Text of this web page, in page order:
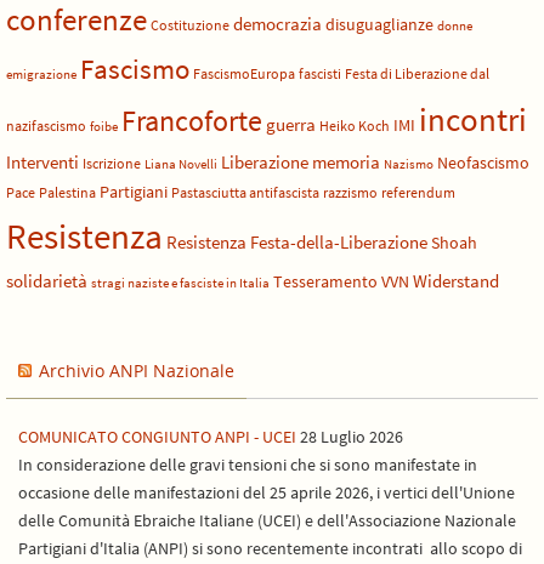
conferenze Costituzione democrazia disuguaglianze donne
emigrazione Fascismo FascismoEuropa fascisti Festa di Liberazione dal
nazifascismo foibe Francoforte guerra Heiko Koch IMI incontri
Interventi Iscrizione Liana Novelli Liberazione memoria Nazismo Neofascismo
Pace Palestina Partigiani Pastasciutta antifascista razzismo referendum
Resistenza Resistenza Festa-della-LiberazioneShoah
solidarietà stragi naziste e fasciste in Italia Tesseramento VVN Widerstand
Archivio ANPI Nazionale
COMUNICATO CONGIUNTO ANPI - UCEI 28 Luglio 2026
In considerazione delle gravi tensioni che si sono manifestate in
occasione delle manifestazioni del 25 aprile 2026, i vertici dell'Unione
delle Comunità Ebraiche Italiane (UCEI) e dell'Associazione Nazionale
Partigiani d'Italia (ANPI) si sono recentemente incontrati allo scopo di